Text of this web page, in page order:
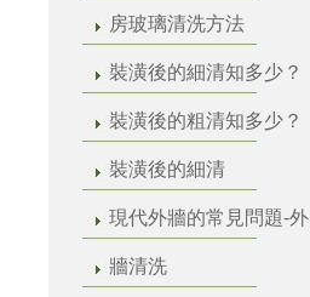
房玻璃清洗方法
裝潢後的細清知多少？
裝潢後的粗清知多少？
裝潢後的細清
現代外牆的常見問題-外
牆清洗